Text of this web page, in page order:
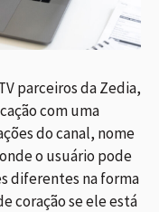
parceiros da Zedia,
com uma
do canal, nome
o usuário pode
diferentes na forma
coração se ele está